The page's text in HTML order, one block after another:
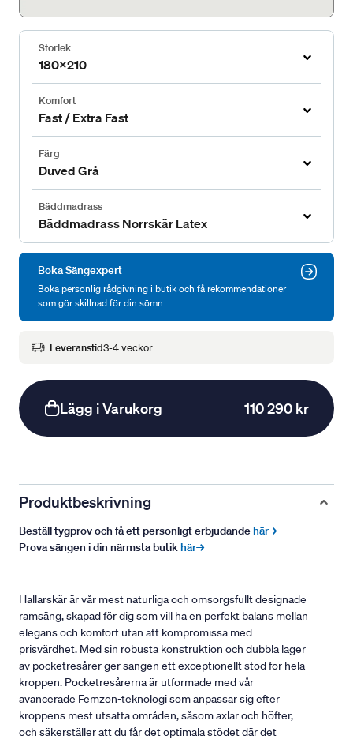
Storlek
180x210
Komfort
Fast / Extra Fast
Färg
Duved Grå
Bäddmadrass
Bäddmadrass Norrskär Latex
Boka Sängexpert
Boka personlig rådgivning i butik och få rekommendationer
som gör skillnad för din sömn.
Leveranstid3-4 veckor
Lägg i Varukorg 110 290 kr
Produktbeskrivning
Beställ tygprov och få ett personligt erbjudandehär→
Prova sängen i din närmsta butikhär→
Hallarskär är vår mest naturliga och omsorgsfullt designade
ramsäng, skapad för dig som vill ha en perfekt balans mellan
elegans och komfort utan att kompromissa med
prisvärdhet. Med sin robusta konstruktion och dubbla lager
av pocketresårer ger sängen ett exceptionellt stöd för hela
kroppen. Pocketresårerna är utformade med vår
avancerade Femzon-teknologi som anpassar sig efter
kroppens mest utsatta områden, såsom axlar och höfter,
och säkerställer att du får det optimala stödet där det